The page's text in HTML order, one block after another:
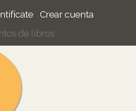
Crear cuenta
de libros